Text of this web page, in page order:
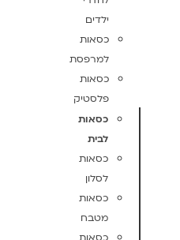
ילדים
כסאות
למרפסת
כסאות
פלסטיק
כסאות
לבית
כסאות
לסלון
כסאות
מטבח